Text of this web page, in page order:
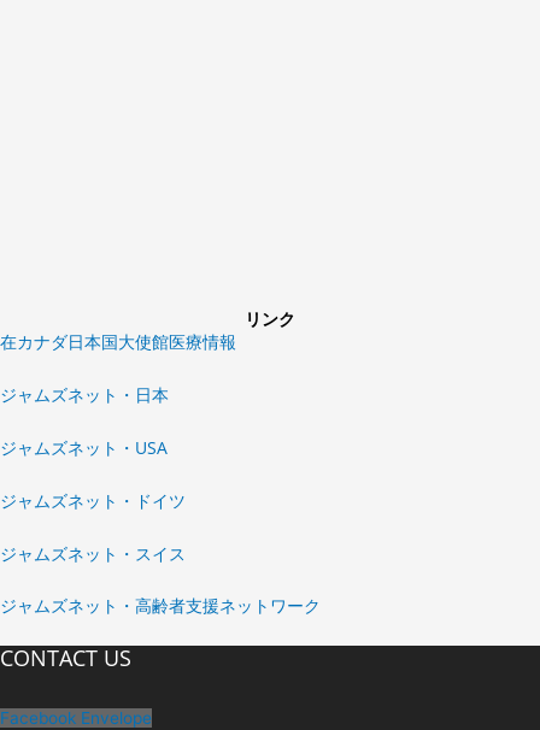
リンク
在カナダ日本国大使館医療情報
ジャムズネット・日本
ジャムズネット・USA
ジャムズネット・ドイツ
ジャムズネット・スイス
ジャムズネット・高齢者支援ネットワーク
CONTACT US
Facebook Envelope